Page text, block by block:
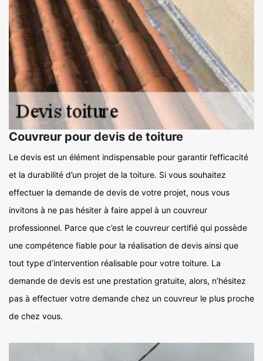
Couvreur pour devis de toiture
Le devis est un élément indispensable pour garantir l’efficacité
et la durabilité d’un projet de la toiture. Si vous souhaitez
effectuer la demande de devis de votre projet, nous vous
invitons à ne pas hésiter à faire appel à un couvreur
professionnel. Parce que c’est le couvreur certifié qui possède
une compétence fiable pour la réalisation de devis ainsi que
tout type d’intervention réalisable pour votre toiture. La
demande de devis est une prestation gratuite, alors, n’hésitez
pas à effectuer votre demande chez un couvreur le plus proche
de chez vous.